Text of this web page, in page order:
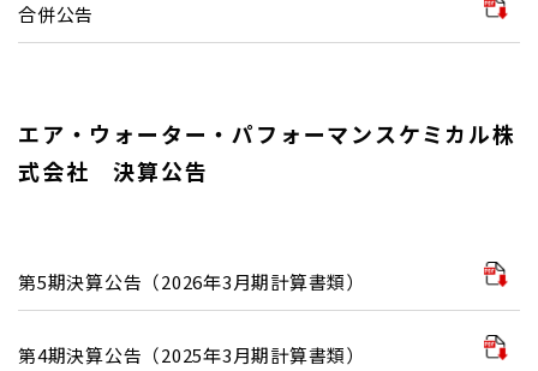
合併公告
エア・ウォーター・パフォーマンスケミカル株
式会社 決算公告
第5期決算公告（2026年3月期計算書類）
第4期決算公告（2025年3月期計算書類）